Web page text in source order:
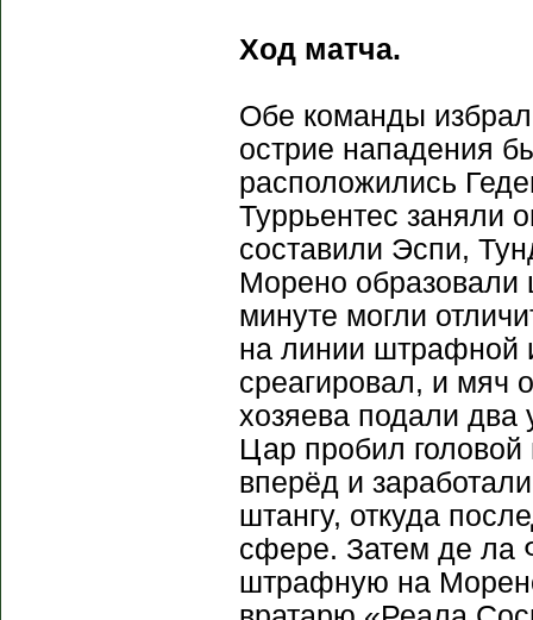
Ход матча.
Обе команды
острие нападения
расположились
Туррьентес заняли
составили Эспи,
Морено образовали
минуте могли
на линии штрафной
среагировал, и мяч
хозяева подали два
Цар пробил головой
вперёд и
штангу, откуда
сфере. Затем де ла
штрафную на